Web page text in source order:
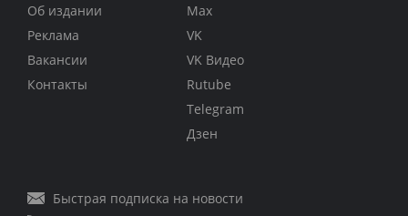
Об издании
Реклама
Вакансии
Контакты
Max
VK
VK Видео
Rutube
Telegram
Дзен
Быстрая подписка на новости